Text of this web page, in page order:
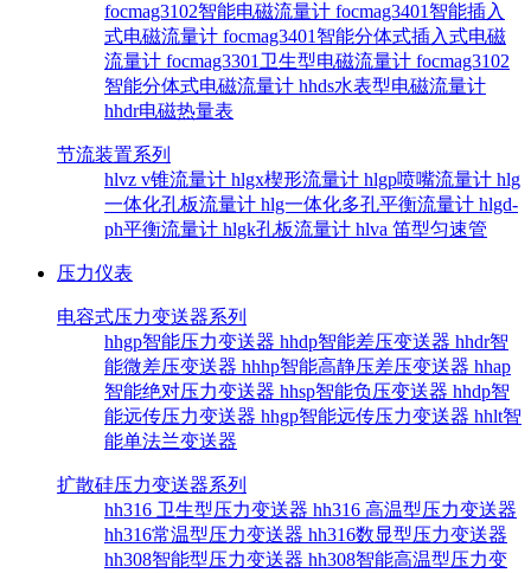
focmag3102智能电磁流量计 focmag3401智能插入
式电磁流量计 focmag3401智能分体式插入式电磁
流量计 focmag3301卫生型电磁流量计 focmag3102
智能分体式电磁流量计 hhds水表型电磁流量计
hhdr电磁热量表
节流装置系列
hlvz v锥流量计 hlgx楔形流量计 hlgp喷嘴流量计 hlg
一体化孔板流量计 hlg一体化多孔平衡流量计 hlgd-
ph平衡流量计 hlgk孔板流量计 hlva 笛型匀速管
压力仪表
电容式压力变送器系列
hhgp智能压力变送器 hhdp智能差压变送器 hhdr智
能微差压变送器 hhhp智能高静压差压变送器 hhap
智能绝对压力变送器 hhsp智能负压变送器 hhdp智
能远传压力变送器 hhgp智能远传压力变送器 hhlt智
能单法兰变送器
扩散硅压力变送器系列
hh316 卫生型压力变送器 hh316 高温型压力变送器
hh316常温型压力变送器 hh316数显型压力变送器
hh308智能型压力变送器 hh308智能高温型压力变